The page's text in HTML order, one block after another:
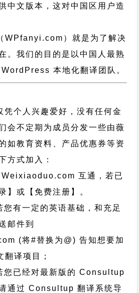
中文版本，这对中国区用户造
WPfanyi.com） 就是为了解决
。我们的目的是以中国人最熟
本地化翻译团队。
凭个人兴趣爱好，没有任何金
会不定期为成员分发一些由薇
如教育资料、产品优惠券等资
方式加入：
Weixiaoduo.com 互通，若已
】或【免费注册】。
您有一定的英语基础，和充足
邮件到
(将#替换为@) 告知想要加
译项目；
您已经对最新版的 Consultup
通过 Consultup 翻译系统导